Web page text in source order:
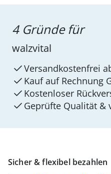
Sicher & flexibel bezahlen
4 Gründe für
walzvital
Versandkostenfrei
Kauf auf Rechnung
Kostenloser
Geprüfte Qualität &